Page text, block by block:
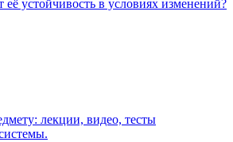
устойчивость в условиях изменений?
лекции, видео, тесты